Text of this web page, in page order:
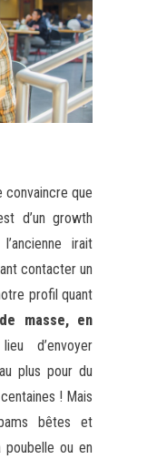
convaincre que
d’un growth
irait
contacter un
profil quant
masse, en
d’envoyer
plus pour du
! Mais
bêtes et
ou en